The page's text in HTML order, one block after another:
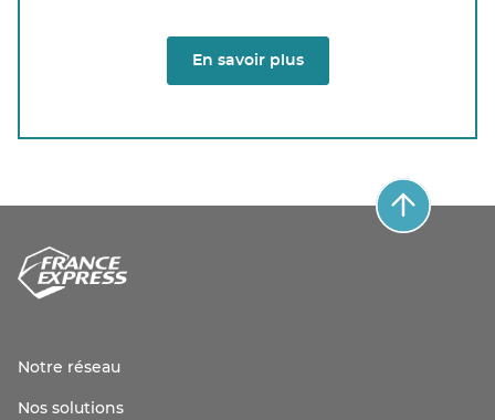
En savoir plus
Notre réseau
Nos solutions